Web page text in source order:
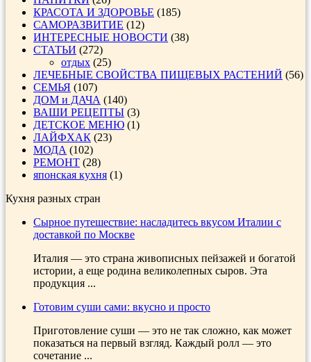
КРАСОТА И ЗДОРОВЬЕ (185)
САМОРАЗВИТИЕ (12)
ИНТЕРЕСНЫЕ НОВОСТИ (38)
СТАТЬИ (272)
отдых (25)
ЛЕЧЕБНЫЕ СВОЙСТВА ПИЩЕВЫХ РАСТЕНИЙ (56)
СЕМЬЯ (107)
ДОМ и ДАЧА (140)
ВАШИ РЕЦЕПТЫ (3)
ДЕТСКОЕ МЕНЮ (1)
ЛАЙФХАК (23)
МОДА (102)
РЕМОНТ (28)
японская кухня (1)
Кухня разных стран
Сырное путешествие: насладитесь вкусом Италии с
доставкой по Москве
Италия — это страна живописных пейзажей и богатой
истории, а еще родина великолепных сыров. Эта
продукция ...
Готовим суши сами: вкусно и просто
Приготовление суши — это не так сложно, как может
показаться на первый взгляд. Каждый ролл — это
сочетание ...